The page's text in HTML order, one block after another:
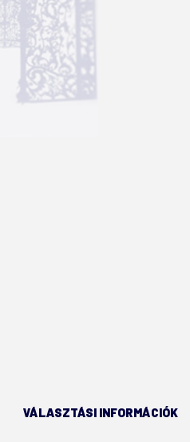
VÁLASZTÁSI INFORMÁCIÓK